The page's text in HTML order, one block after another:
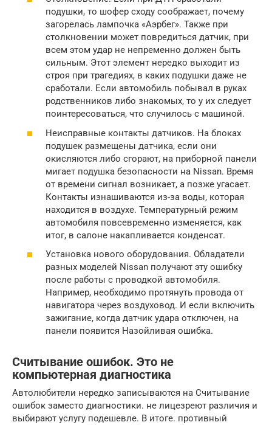
подушки, то шофер сходу соображает, почему
загорелась лампочка «Аэрбег». Также при
столкновении может повредиться датчик, при
всем этом удар не непременно должен быть
сильным. Этот элемент нередко выходит из
строя при трагедиях, в каких подушки даже не
сработали. Если автомобиль побывал в руках
родственников либо знакомых, то у их следует
поинтересоваться, что случилось с машиной.
Неисправные контакты датчиков. На блоках
подушек размещены датчика, если они
окисляются либо сгорают, на приборной панели
мигает подушка безопасности на Nissan. Время
от времени сигнал возникает, а позже угасает.
Контакты изнашиваются из-за воды, которая
находится в воздухе. Температурный режим
автомобиля повсевременно изменяется, как
итог, в салоне накапливается конденсат.
Установка нового оборудования. Обладатели
разных моделей Nissan получают эту ошибку
после работы с проводкой автомобиля.
Например, необходимо протянуть провода от
навигатора через воздуховод. И если включить
зажигание, когда датчик удара отключен, на
панели появится Назойливая ошибка.
Считывание ошибок. Это не
компьютерная диагностика
Автолюбители нередко записываются на Считывание
ошибок заместо диагностики. не лицезреют различия и
выбирают услугу подешевле. В итоге. противный